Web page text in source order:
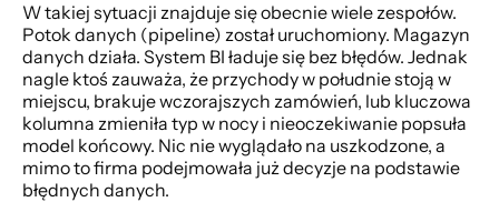
W takiej sytuacji znajduje się obecnie wiele zespołów.
Potok danych (pipeline) został uruchomiony. Magazyn
danych działa. System BI ładuje się bez błędów. Jednak
nagle ktoś zauważa, że przychody w południe stoją w
miejscu, brakuje wczorajszych zamówień, lub kluczowa
kolumna zmieniła typ w nocy i nieoczekiwanie popsuła
model końcowy. Nic nie wyglądało na uszkodzone, a
mimo to firma podejmowała już decyzje na podstawie
błędnych danych.